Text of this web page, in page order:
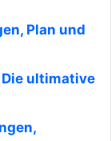
Plan und
ultimative